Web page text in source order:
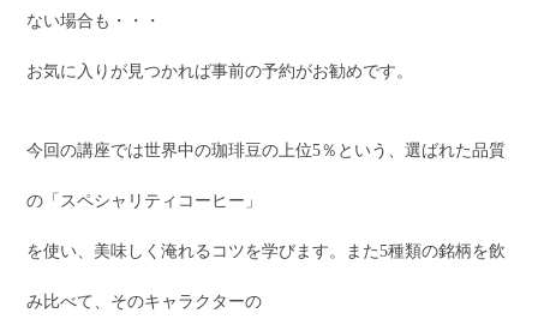
ない場合も・・・
お気に入りが見つかれば事前の予約がお勧めです。
今回の講座では世界中の珈琲豆の上位5％という、選ばれた品質
の「スペシャリティコーヒー」
を使い、美味しく淹れるコツを学びます。また5種類の銘柄を飲
み比べて、そのキャラクターの